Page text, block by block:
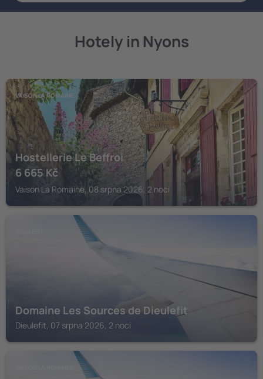
Hotely in Nyons
VAISON LA ROMAINE
Hostellerie Le Beffroi
6 665 Kč
Vaison La Romaine, 08 srpna 2026, 2 noci
Domaine Les Sources de Dieulefit
Dieulefit, 07 srpna 2026, 2 noci